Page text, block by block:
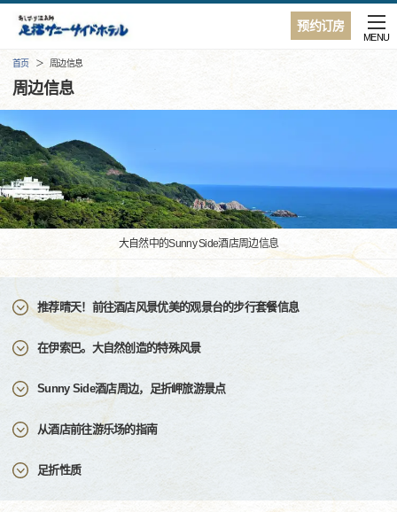
预约订房
MENU
首页 周边信息
周边信息
大自然中的Sunny Side酒店周边信息
推荐晴天！前往酒店风景优美的观景台的步行套餐信息
在伊索巴。大自然创造的特殊风景
Sunny Side酒店周边，足折岬旅游景点
从酒店前往游乐场的指南
足折性质